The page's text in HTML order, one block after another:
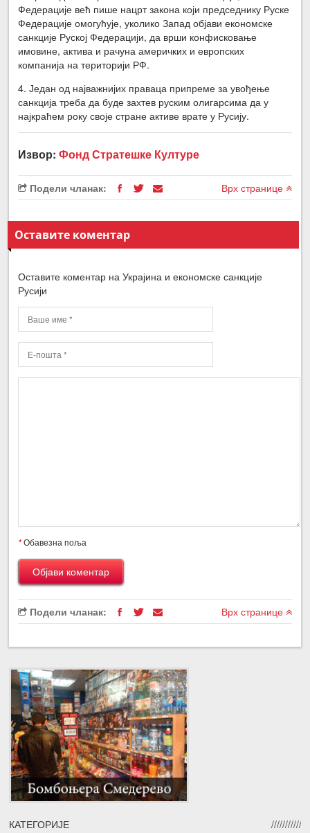
Федерације већ пише нацрт закона који председнику Руске
Федерације омогућује, уколико Запад објави економске
санкције Руској Федерацији, да врши конфисковање
имовине, актива и рачуна америчких и европских
компанија на територији РФ.
4. Један од најважнијих праваца припреме за увођење
санкција треба да буде захтев руским олигарсима да у
најкраћем року своје стране активе врате у Русију.
Извор:Фонд Стратешке Културе
Подели чланак: Врх странице
Оставите коментар
Оставите коментар на Украјина и економске санкције
Русији
*Обавезна поља
Подели чланак: Врх странице
КАТЕГОРИЈЕ